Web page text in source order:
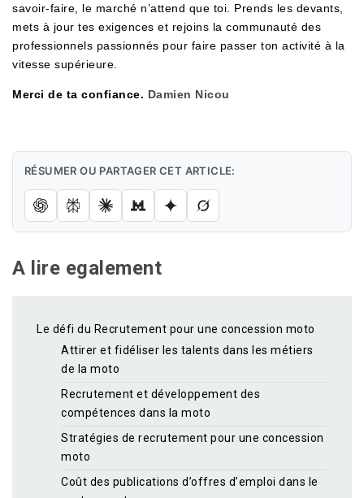
savoir-faire, le marché n’attend que toi. Prends les devants,
mets à jour tes exigences et rejoins la communauté des
professionnels passionnés pour faire passer ton activité à la
vitesse supérieure.
Merci de ta confiance. Damien Nicou
RÉSUMER OU PARTAGER CET ARTICLE:
A lire egalement
Le défi du Recrutement pour une concession moto
Attirer et fidéliser les talents dans les métiers
de la moto
Recrutement et développement des
compétences dans la moto
Stratégies de recrutement pour une concession
moto
Coût des publications d’offres d’emploi dans le